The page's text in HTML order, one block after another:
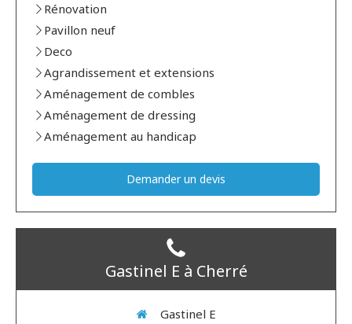
Rénovation
Pavillon neuf
Deco
Agrandissement et extensions
Aménagement de combles
Aménagement de dressing
Aménagement au handicap
Demander un devis
Gastinel E à Cherré
Gastinel E